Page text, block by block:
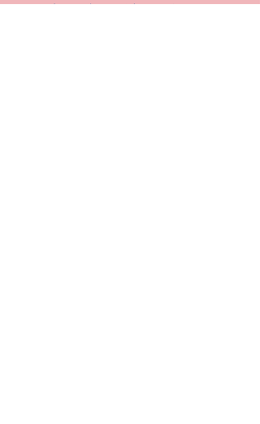
当社は、個人情報保護の取り組みに関する苦情・相談等